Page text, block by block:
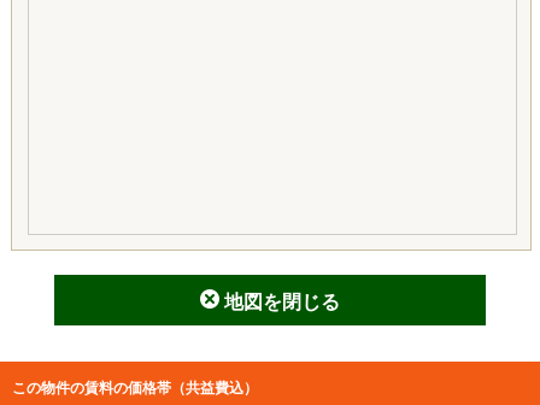
地図を閉じる
この物件の賃料の価格帯（共益費込）